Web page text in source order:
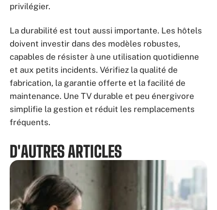
privilégier.
La durabilité est tout aussi importante. Les hôtels
doivent investir dans des modèles robustes,
capables de résister à une utilisation quotidienne
et aux petits incidents. Vérifiez la qualité de
fabrication, la garantie offerte et la facilité de
maintenance. Une TV durable et peu énergivore
simplifie la gestion et réduit les remplacements
fréquents.
D'AUTRES ARTICLES